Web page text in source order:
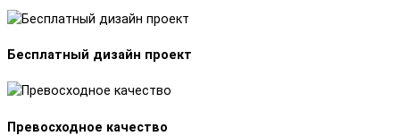
Бесплатный дизайн проект
Превосходное качество